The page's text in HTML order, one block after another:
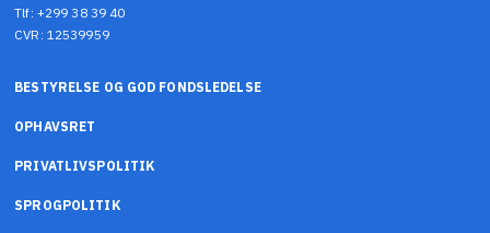
Tlf: +299 38 39 40
CVR: 12539959
BESTYRELSE OG GOD FONDSLEDELSE
OPHAVSRET
PRIVATLIVSPOLITIK
SPROGPOLITIK